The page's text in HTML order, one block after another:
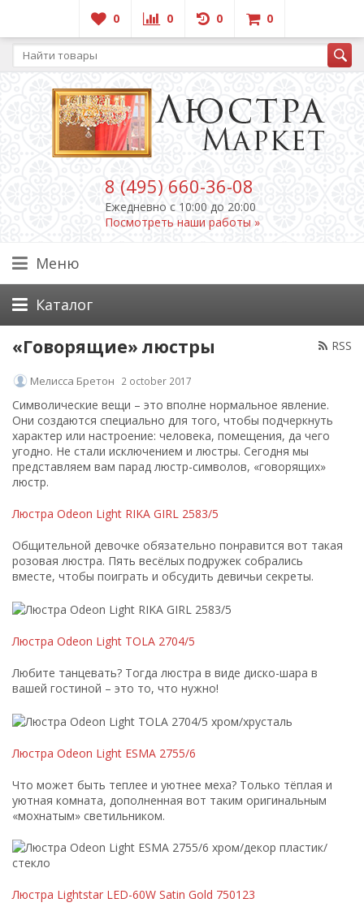
0 0 0 0
8 (495) 660-36-08
Ежедневно c 10:00 до 20:00
Посмотреть наши работы »
Меню
Каталог
RSS
«Говорящие» люстры
Мелисса Бретон 2 october 2017
Символические вещи – это вполне нормальное явление.
Они создаются специально для того, чтобы подчеркнуть
характер или настроение: человека, помещения, да чего
угодно. Не стали исключением и люстры. Сегодня мы
представляем вам парад люстр-символов, «говорящих»
люстр.
Люстра Odeon Light RIKA GIRL 2583/5
Общительной девочке обязательно понравится вот такая
розовая люстра. Пять весёлых подружек собрались
вместе, чтобы поиграть и обсудить девичьи секреты.
Люстра Odeon Light TOLA 2704/5
Любите танцевать? Тогда люстра в виде диско-шара в
вашей гостиной – это то, что нужно!
Люстра Odeon Light ESMA 2755/6
Что может быть теплее и уютнее меха? Только тёплая и
уютная комната, дополненная вот таким оригинальным
«мохнатым» светильником.
Люстра Lightstar LED-60W Satin Gold 750123